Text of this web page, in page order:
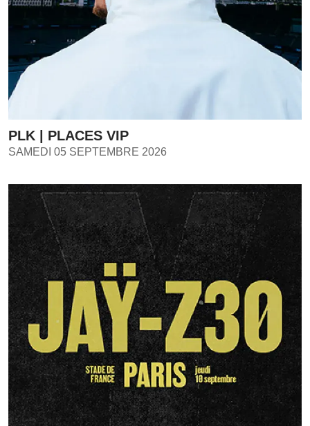
PLK | PLACES VIP
SAMEDI 05 SEPTEMBRE 2026